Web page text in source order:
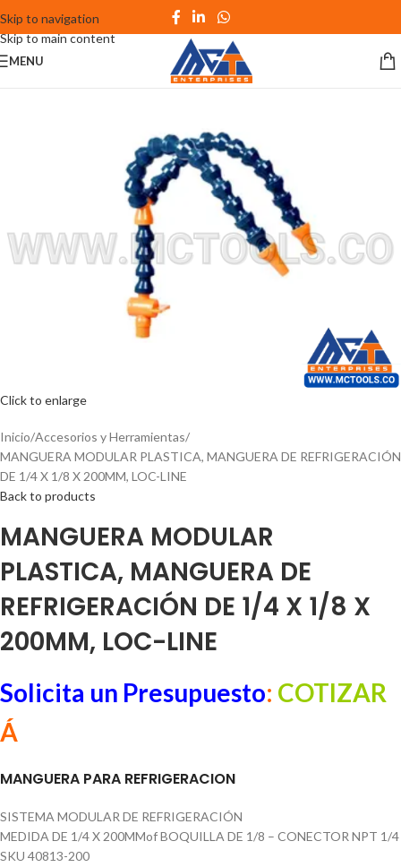
Skip to navigation
Skip to main content
MENU
Click to enlarge
Inicio Accesorios y Herramientas
MANGUERA MODULAR PLASTICA, MANGUERA DE REFRIGERACIÓN
DE 1/4 X 1/8 X 200MM, LOC-LINE
Back to products
MANGUERA MODULAR
PLASTICA, MANGUERA DE
REFRIGERACIÓN DE 1/4 X 1/8 X
200MM, LOC-LINE
Solicita un Presupuesto: COTIZAR
Á
MANGUERA PARA REFRIGERACION
SISTEMA MODULAR DE REFRIGERACIÓN
MEDIDA DE 1/4 X 200MMof BOQUILLA DE 1/8 – CONECTOR NPT 1/4
SKU 40813-200